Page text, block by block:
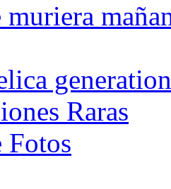
Raras
Fotos